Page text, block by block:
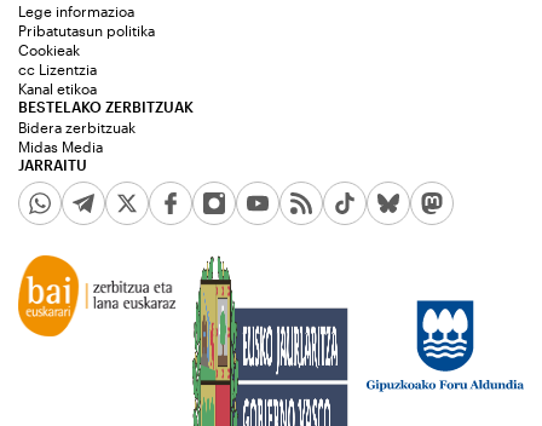
JARRAITU
Lege informazioa
Pribatutasun politika
Cookieak
cc Lizentzia
Kanal etikoa
BESTELAKO ZERBITZUAK
Bidera zerbitzuak
Midas Media